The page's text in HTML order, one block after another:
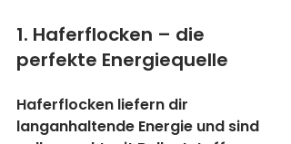
1. Haferflocken – die
perfekte Energiequelle
Haferflocken liefern dir
langanhaltende Energie und sind